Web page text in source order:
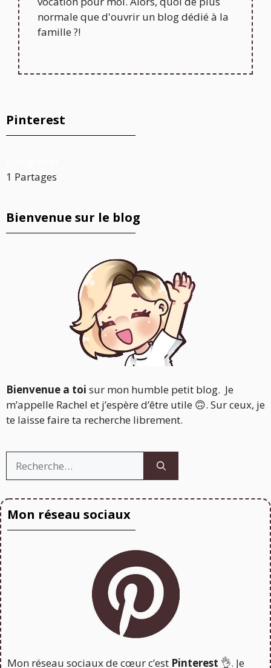
normale que d'ouvrir un blog dédié à la
famille ?!
Pinterest
1 Partages
Bienvenue sur le blog
Bienvenue a toi sur mon humble petit blog. Je
m’appelle Rachel et j’espère d’être utile 🙃. Sur ceux, je
te laisse faire ta recherche librement.
Mon réseau sociaux
Mon réseau sociaux de cœur c’est Pinterest 👌. Je